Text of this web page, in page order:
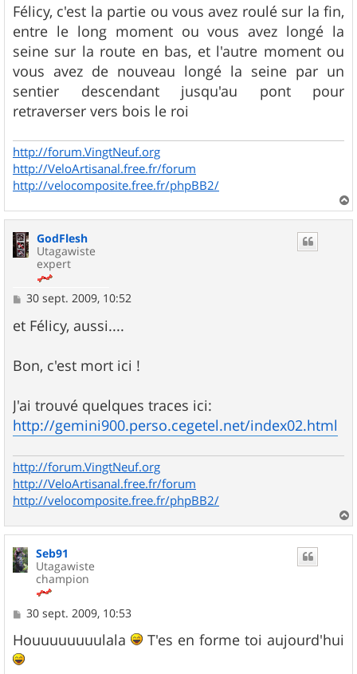
s
s
a
g
e
Félicy, c'est la partie ou vous avez roulé sur la fin,
entre le long moment ou vous avez longé la
seine sur la route en bas, et l'autre moment ou
vous avez de nouveau longé la seine par un
sentier descendant jusqu'au pont pour
retraverser vers bois le roi
http://forum.VingtNeuf.org
http://VeloArtisanal.free.fr/forum
http://velocomposite.free.fr/phpBB2/
a
GodFlesh
Utagawiste
expert
M
s
s
g
e
30 sept. 2009, 10:52
et Félicy, aussi....
Bon, c'est mort ici !
J'ai trouvé quelques traces ici:
http://gemini900.perso.cegetel.net/index02.html
http://forum.VingtNeuf.org
http://VeloArtisanal.free.fr/forum
http://velocomposite.free.fr/phpBB2/
a
Seb91
Utagawiste
champion
M
s
s
a
30 sept. 2009, 10:53
Houuuuuuuulala T'es en forme toi aujourd'hui